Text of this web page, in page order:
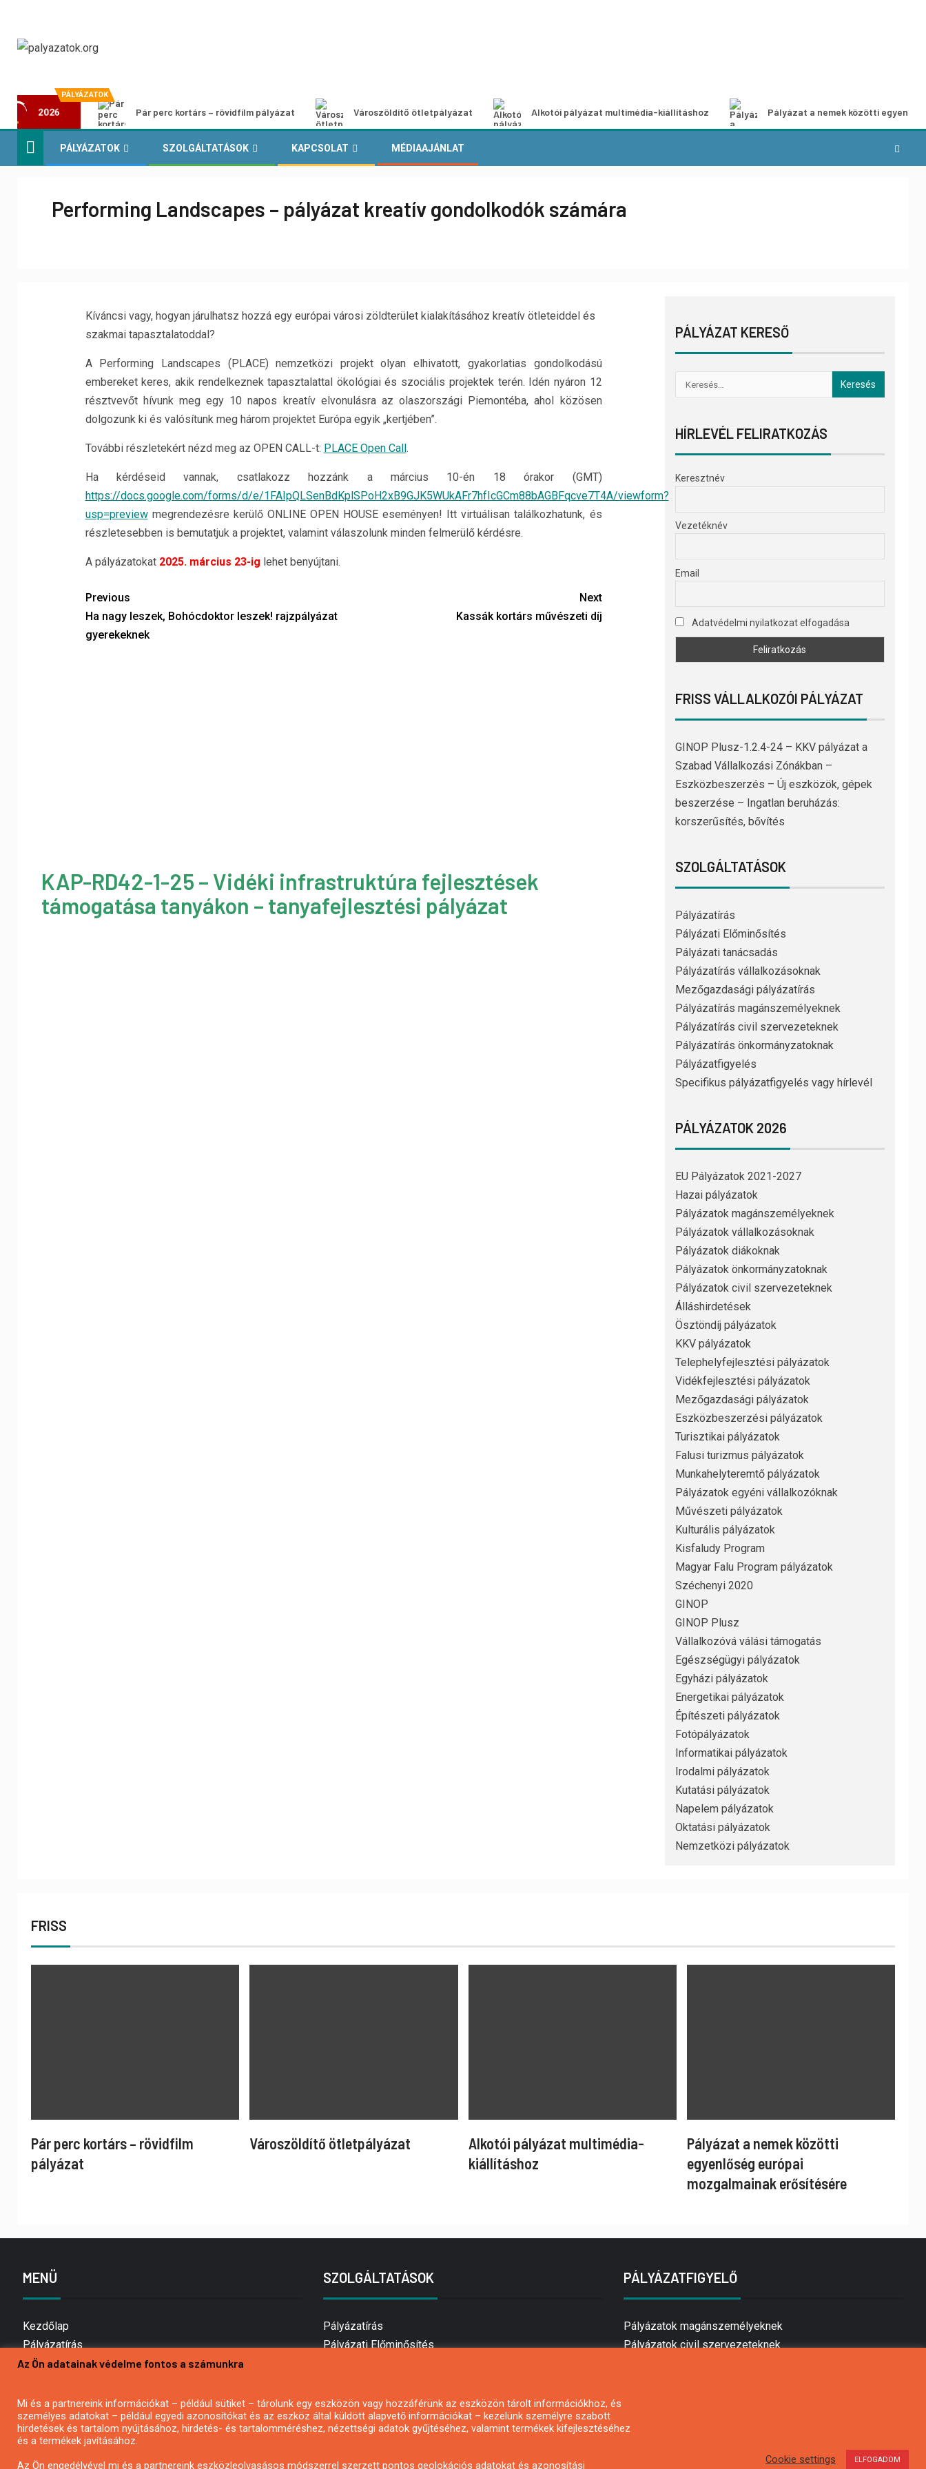
PÁLYÁZATOK
2026 Pár perc kortárs – rövidfilm pályázat Városzöldítő ötletpályázat Alkotói pályázat multimédia-kiállításhoz Pályázat a nemek közötti
PÁLYÁZATOK SZOLGÁLTATÁSOK KAPCSOLAT MÉDIAAJÁNLAT
Performing Landscapes – pályázat kreatív gondolkodók számára
Kíváncsi vagy, hogyan járulhatsz hozzá egy európai városi zöldterület kialakításához kreatív ötleteiddel és
szakmai tapasztalatoddal?
A Performing Landscapes (PLACE) nemzetközi projekt olyan elhivatott, gyakorlatias gondolkodású
embereket keres, akik rendelkeznek tapasztalattal ökológiai és szociális projektek terén. Idén nyáron 12
résztvevőt hívunk meg egy 10 napos kreatív elvonulásra az olaszországi Piemontéba, ahol közösen
dolgozunk ki és valósítunk meg három projektet Európa egyik „kertjében”.
További részletekért nézd meg az OPEN CALL-t: PLACE Open Call .
Ha kérdéseid vannak, csatlakozz hozzánk a március 10-én 18 órakor (GMT)
https://docs.google.com/forms/d/e/1FAIpQLSenBdKplSPoH2xB9GJK5WUkAFr7hfIcGCm88bAGBFqcve7T4A/viewform?
usp=previewmegrendezésre kerülő ONLINE OPEN HOUSE eseményen! Itt virtuálisan találkozhatunk, és
részletesebben is bemutatjuk a projektet, valamint válaszolunk minden felmerülő kérdésre.
A pályázatokat 2025. március 23-ig lehet benyújtani.
Previous
Ha nagy leszek, Bohócdoktor leszek! rajzpályázat
gyerekeknek
Next
Kassák kortárs művészeti díj
KAP-RD42-1-25 – Vidéki infrastruktúra fejlesztések
támogatása tanyákon – tanyafejlesztési pályázat
PÁLYÁZAT KERESŐ
HÍRLEVÉL FELIRATKOZÁS
Keresztnév
Vezetéknév
Email
Adatvédelmi nyilatkozat elfogadása
FRISS VÁLLALKOZÓI PÁLYÁZAT
GINOP Plusz-1.2.4-24 – KKV pályázat a
Szabad Vállalkozási Zónákban –
Eszközbeszerzés – Új eszközök, gépek
beszerzése – Ingatlan beruházás:
korszerűsítés, bővítés
SZOLGÁLTATÁSOK
Pályázatírás
Pályázati Előminősítés
Pályázati tanácsadás
Pályázatírás vállalkozásoknak
Mezőgazdasági pályázatírás
Pályázatírás magánszemélyeknek
Pályázatírás civil szervezeteknek
Pályázatírás önkormányzatoknak
Pályázatfigyelés
Specifikus pályázatfigyelés vagy hírlevél
PÁLYÁZATOK 2026
EU Pályázatok 2021-2027
Hazai pályázatok
Pályázatok magánszemélyeknek
Pályázatok vállalkozásoknak
Pályázatok diákoknak
Pályázatok önkormányzatoknak
Pályázatok civil szervezeteknek
Álláshirdetések
Ösztöndíj pályázatok
KKV pályázatok
Telephelyfejlesztési pályázatok
Vidékfejlesztési pályázatok
Mezőgazdasági pályázatok
Eszközbeszerzési pályázatok
Turisztikai pályázatok
Falusi turizmus pályázatok
Munkahelyteremtő pályázatok
Pályázatok egyéni vállalkozóknak
Művészeti pályázatok
Kulturális pályázatok
Kisfaludy Program
Magyar Falu Program pályázatok
Széchenyi 2020
GINOP
GINOP Plusz
Vállalkozóvá válási támogatás
Egészségügyi pályázatok
Egyházi pályázatok
Energetikai pályázatok
Építészeti pályázatok
Fotópályázatok
Informatikai pályázatok
Irodalmi pályázatok
Kutatási pályázatok
Napelem pályázatok
Oktatási pályázatok
Nemzetközi pályázatok
FRISS
Pár perc kortárs – rövidfilm
pályázat
Városzöldítő ötletpályázat
Alkotói pályázat multimédia-
kiállításhoz
Pályázat a nemek közötti
egyenlőség európai
mozgalmainak erősítésére
MENÜ
Kezdőlap
Pályázatírás
Bemutatkozás
Hírlevél feliratkozás
Impresszum
Kapcsolat
SZOLGÁLTATÁSOK
Pályázatírás
Pályázati Előminősítés
Mezőgazdasági pályázatírás
Pályázatírás magánszemélyeknek
Pályázatírás civil szervezeteknek
PÁLYÁZATFIGYELŐ
Pályázatok magánszemélyeknek
Pályázatok civil szervezeteknek
Az Ön adatainak védelme fontos a számunkra
Mi és a partnereink információkat – például sütiket – tárolunk egy eszközön vagy hozzáférünk az eszközön tárolt információkhoz, és
személyes adatokat – például egyedi azonosítókat és az eszköz által küldött alapvető információkat – kezelünk személyre szabott
hirdetések és tartalom nyújtásához, hirdetés- és tartalomméréshez, nézettségi adatok gyűjtéséhez, valamint termékek kifejlesztéséhez
és a termékek javításához.
Az Ön engedélyével mi és a partnereink eszközleolvasásos módszerrel szerzett pontos geolokációs adatokat és azonosítási
Cookie settings ELFOGADOM